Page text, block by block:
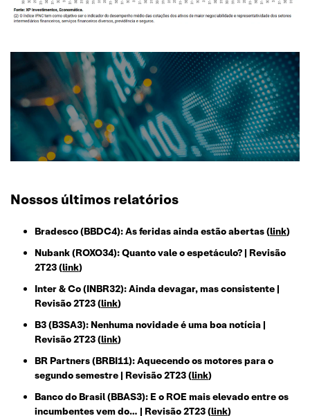
Nossos últimos relatórios
Bradesco (BBDC4): As feridas ainda estão abertas (link)
Nubank (ROXO34): Quanto vale o espetáculo? | Revisão
2T23 (link)
Inter & Co (INBR32): Ainda devagar, mas consistente |
Revisão 2T23 (link)
B3 (B3SA3): Nenhuma novidade é uma boa notícia |
Revisão 2T23 (link)
BR Partners (BRBI11): Aquecendo os motores para o
segundo semestre | Revisão 2T23 (link)
Banco do Brasil (BBAS3): E o ROE mais elevado entre os
incumbentes vem do… | Revisão 2T23 (link)